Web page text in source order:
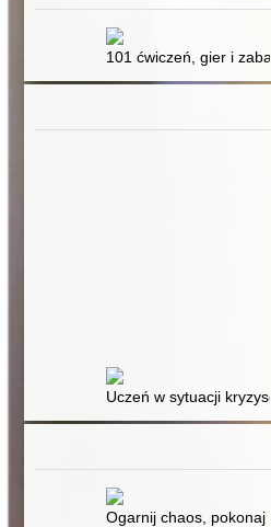
101 ćwiczeń, gier i
Uczeń w sytuacji
Ogarnij chaos,